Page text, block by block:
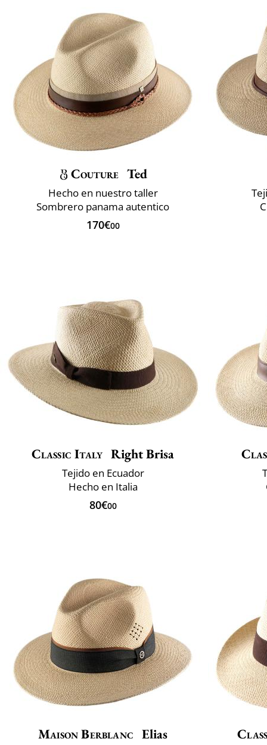
Couture Ted
Hecho en nuestro taller
Sombrero panama autentico
170€00
Classic Italy Right Brisa
Tejido en Ecuador
Hecho en Italia
80€00
Maison Berblanc Elias